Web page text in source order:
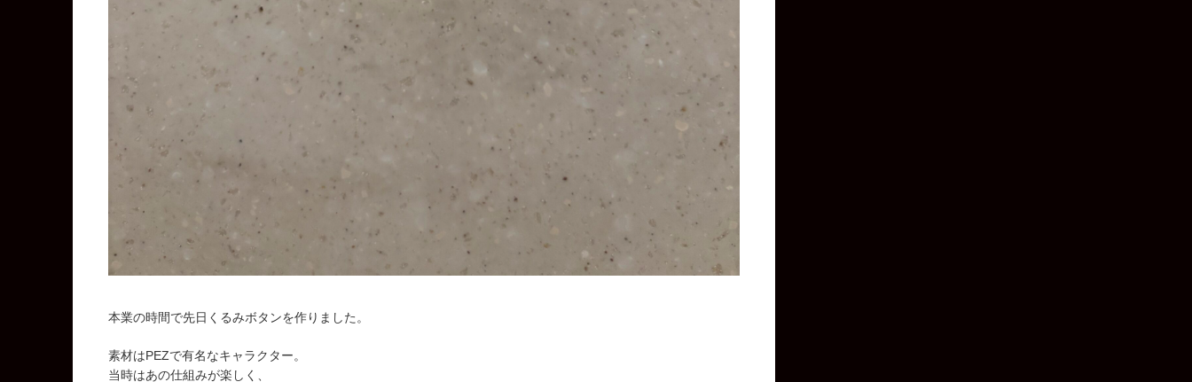
本業の時間で先日くるみボタンを作りました。
素材はPEZで有名なキャラクター。
当時はあの仕組みが楽しく、